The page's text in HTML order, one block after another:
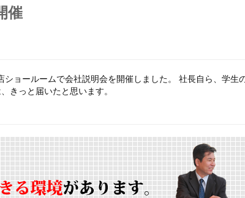
催
ョールームで会社説明会を開催しました。 社長自ら、学生
きっと届いたと思います。